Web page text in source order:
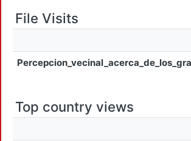
File Visits
Top country views